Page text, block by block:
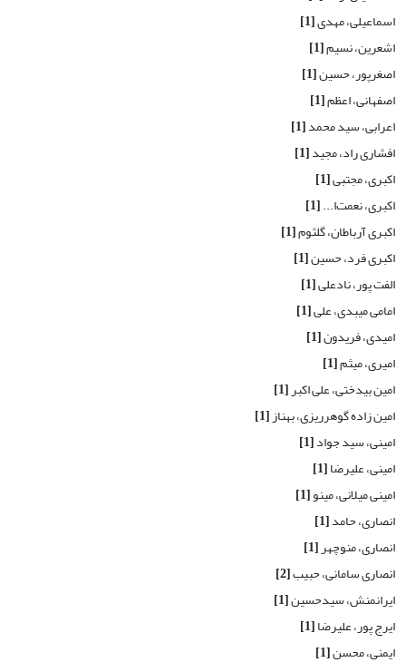
اسماعیلی، مهدی[1]
اشعرین، نسیم[1]
اصغرپور، حسین[1]
اصفهانی، اعظم[1]
اعرابی، سید محمد[1]
افشاری راد، مجید[1]
اکبری، مجتبی[1]
اکبری، نعمت‌ا...[1]
اکبری آرباطان، گلثوم[1]
اکبری فرد، حسین[1]
الفت پور، نادعلی[1]
امامی میبدی، علی[1]
امیدی، فریدون[1]
امیری، میثم[1]
امین بیدختی، علی اکبر[1]
امین زاده گوهرریزی، بهناز[1]
امینی، سید جواد[1]
امینی، علیرضا[1]
امینی میلانی، مینو[1]
انصاری، حامد[1]
انصاری، منوچهر[1]
انصاری سامانی، حبیب[2]
ایرانمنش، سیدحسین[1]
ایرج پور، علیرضا[1]
ایمنی، محسن[1]